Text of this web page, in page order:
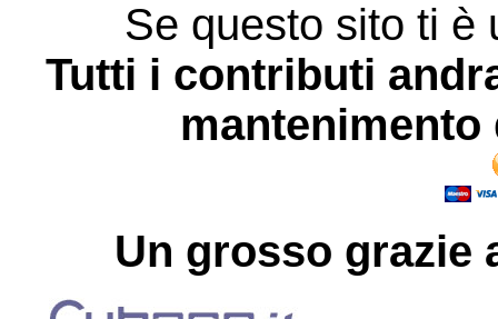
Se questo sito ti è
Tutti i contributi
Un grosso grazie